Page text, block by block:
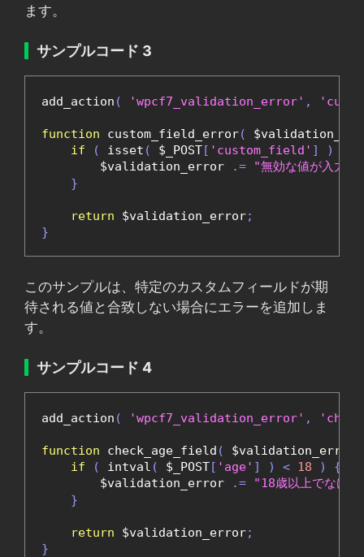
ます。
サンプルコード 3
add_action ( 'wpcf7_validation_error' ,
function custom_field_error(
if
( isset ( $_POST[ 'custom_field' ] )
        $validation_error
.=
"無効な値が入力さ
}
return $validation_error;
}
このサンプルは、特定のカスタムフィールドが期
待される値と合致しない場合にエラーを追加しま
す。
サンプルコード 4
add_action ( 'wpcf7_validation_error' ,
function check_age_field ( $validation_error
if
( intval ( $_POST[ 'age' ] ) < 18 )
{
        $validation_error
.=
"18歳以上でなけ
}
return $validation_error;
}